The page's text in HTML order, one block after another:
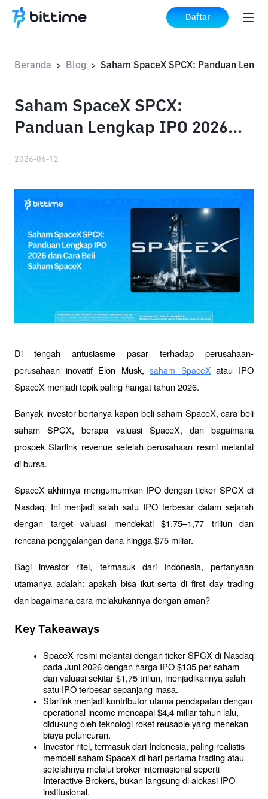
Daftar
Beranda > Blog >
Saham SpaceX SPCX:
Panduan Lengkap IPO 2026
2026-06-12
Di tengah antusiasme pasar terhadap perusahaan-
perusahaan inovatif Elon Musk, saham SpaceX atau IPO
SpaceX menjadi topik paling hangat tahun 2026.
Banyak investor bertanya kapan beli saham SpaceX, cara beli
saham SPCX, berapa valuasi SpaceX, dan bagaimana
prospek Starlink revenue setelah perusahaan resmi melantai
di bursa.
SpaceX akhirnya mengumumkan IPO dengan ticker SPCX di
Nasdaq. Ini menjadi salah satu IPO terbesar dalam sejarah
dengan target valuasi mendekati $1,75–1,77 triliun dan
rencana penggalangan dana hingga $75 miliar.
Bagi investor ritel, termasuk dari Indonesia, pertanyaan
utamanya adalah: apakah bisa ikut serta di first day trading
dan bagaimana cara melakukannya dengan aman?
Key Takeaways
SpaceX resmi melantai dengan ticker SPCX di Nasdaq
pada Juni 2026 dengan harga IPO $135 per saham
dan valuasi sekitar $1,75 triliun, menjadikannya salah
satu IPO terbesar sepanjang masa.
Starlink menjadi kontributor utama pendapatan dengan
operational income mencapai $4,4 miliar tahun lalu,
didukung oleh teknologi roket reusable yang menekan
biaya peluncuran.
Investor ritel, termasuk dari Indonesia, paling realistis
membeli saham SpaceX di hari pertama trading atau
setelahnya melalui broker internasional seperti
Interactive Brokers, bukan langsung di alokasi IPO
institusional.